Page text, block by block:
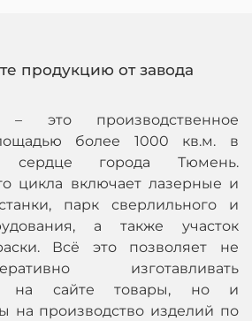
продукцию от завода
– это производственное
более 1000 кв.м. в
сердце города Тюмень.
цикла включает лазерные и
парк сверлильного и
а также участок
Всё это позволяет не
изготавливать
на сайте товары, но и
на производство изделий по